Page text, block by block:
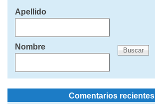
Apellido
Nombre
Comentarios recientes